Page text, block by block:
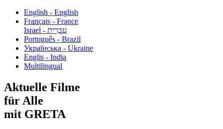
English - English
Français - France
עִבְרִית - Israel
Português - Brazil
Українська - Ukraine
Englis - India
Multilingual
Aktuelle Filme
für Alle
mit GRETA